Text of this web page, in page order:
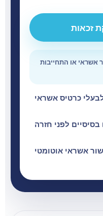
זכאות
אשראי או התחייבות
כרטיס אשראי
לפני חזרה
אשראי אוטומטי